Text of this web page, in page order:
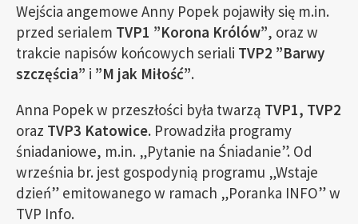
Wejścia angemowe Anny Popek pojawiły się m.in.
przed serialem TVP1 ”Korona Królów”, oraz w
trakcie napisów końcowych seriali TVP2 ”Barwy
szczęścia” i ”M jak Miłość”.
Anna Popek w przeszłości była twarzą TVP1, TVP2
oraz TVP3 Katowice. Prowadziła programy
śniadaniowe, m.in. „Pytanie na Śniadanie”. Od
września br. jest gospodynią programu „Wstaje
dzień” emitowanego w ramach „Poranka INFO” w
TVP Info.